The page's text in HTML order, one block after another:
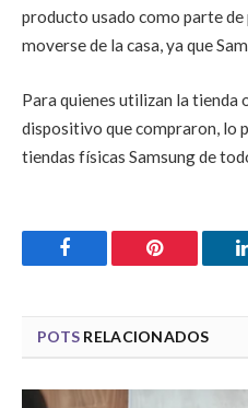
producto usado como parte
moverse de la casa, ya que
Para quienes utilizan la
dispositivo que compraron, lo
tiendas físicas Samsung de
Facebook Pinterest
POTS RELACIONADOS